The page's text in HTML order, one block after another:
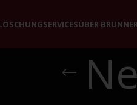
SERVICESÜBER